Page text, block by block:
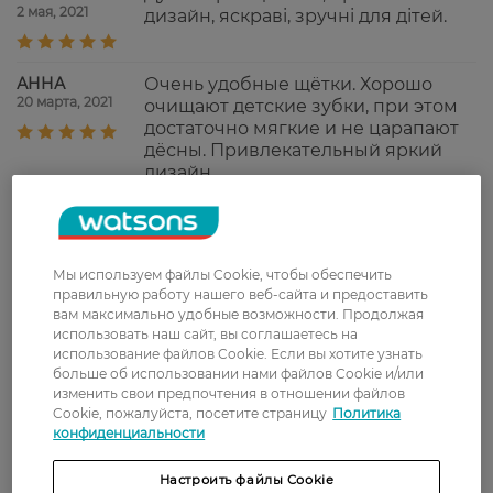
2 мая, 2021
дизайн, яскраві, зручні для дітей.
АННА
20 марта, 2021
Очень удобные щётки. Хорошо
очищают детские зубки, при этом
достаточно мягкие и не царапают
дёсны. Привлекательный яркий
дизайн.
22 февраля, 2021
Оригінальні щіточки для діток,
яскраві, зручні, не подразнюють
Бренд Prokudent давно
"прижився"в нашій сім'ї, і пасти
хороші, і щіточки! Якісно і
недорого!
Показати ще
Мы используем файлы Cookie, чтобы обеспечить
правильную работу нашего веб-сайта и предоставить
вам максимально удобные возможности. Продолжая
использовать наш сайт, вы соглашаетесь на
использование файлов Cookie. Если вы хотите узнать
больше об использовании нами файлов Cookie и/или
изменить свои предпочтения в отношении файлов
Cookie, пожалуйста, посетите страницу Политика
конфиденциальности
Настроить файлы Cookie